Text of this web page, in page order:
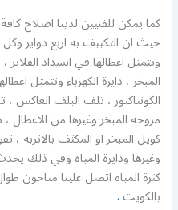
كما يمكن للفنيين لدينا اصلاح
حيث ان التكييف به اربع دواير وكل
وتتمثل اعطالها في انسداد
المبخر ، دايرة الكهرباء وتتمثل
الكونتاكتور ، تلف البلف
مروحة المبخر وغيرها من الاعطال ،
كويل المبخر او المكثف بالاتربه
وغيرها ودايرة المياه وفي ذلك
كثرة المياه اتصل علينا
بالكويت.